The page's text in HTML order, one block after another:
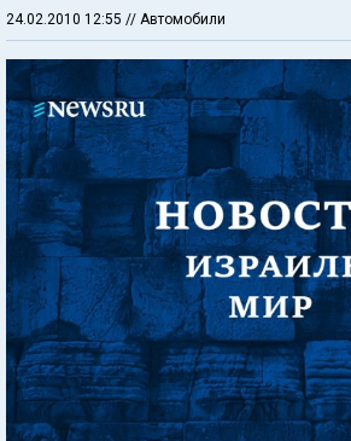
24.02.2010 12:55 // Автомобили